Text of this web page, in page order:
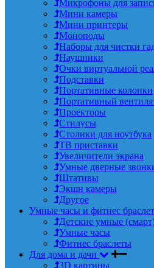
Микрофоны для
Мини камеры
Мини принтеры
Моноподы
Наборы для чистки
Наушники
Очки виртуальной
Подставки
Портативные колонки
Портативный
Проекторы
Стилусы
Столики для ноутбука
ТВ приставки
Увеличители экрана
Умные дверные
Штативы
Экшн камеры
Другое
Умные часы и фитнес
Детские умные
Умные часы
Фитнес браслеты
Для дома и дачи
3D картины